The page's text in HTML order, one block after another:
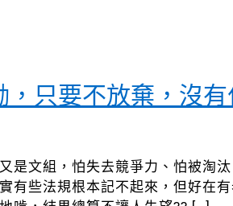
只要不放棄，沒有
是文組，怕失去競爭力、怕被淘汰
有些法規根本記不起來，但好在有